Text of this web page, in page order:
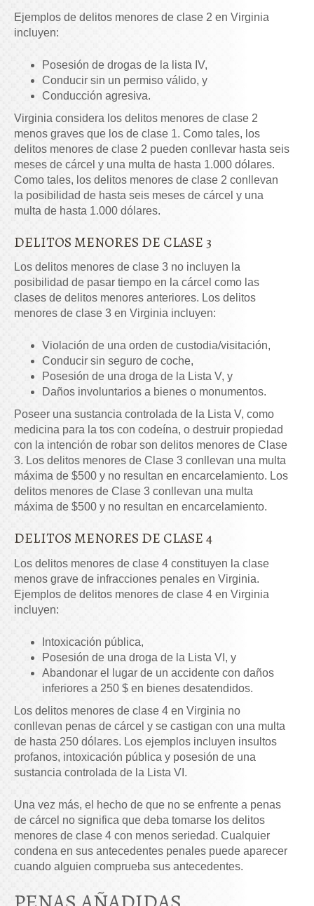
Ejemplos de delitos menores de clase 2 en Virginia
incluyen:
Posesión de drogas de la lista IV,
Conducir sin un permiso válido, y
Conducción agresiva.
Virginia considera los delitos menores de clase 2
menos graves que los de clase 1. Como tales, los
delitos menores de clase 2 pueden conllevar hasta seis
meses de cárcel y una multa de hasta 1.000 dólares.
Como tales, los delitos menores de clase 2 conllevan
la posibilidad de hasta seis meses de cárcel y una
multa de hasta 1.000 dólares.
DELITOS MENORES DE CLASE 3
Los delitos menores de clase 3 no incluyen la
posibilidad de pasar tiempo en la cárcel como las
clases de delitos menores anteriores. Los delitos
menores de clase 3 en Virginia incluyen:
Violación de una orden de custodia/visitación,
Conducir sin seguro de coche,
Posesión de una droga de la Lista V, y
Daños involuntarios a bienes o monumentos.
Poseer una sustancia controlada de la Lista V, como
medicina para la tos con codeína, o destruir propiedad
con la intención de robar son delitos menores de Clase
3. Los delitos menores de Clase 3 conllevan una multa
máxima de $500 y no resultan en encarcelamiento. Los
delitos menores de Clase 3 conllevan una multa
máxima de $500 y no resultan en encarcelamiento.
DELITOS MENORES DE CLASE 4
Los delitos menores de clase 4 constituyen la clase
menos grave de infracciones penales en Virginia.
Ejemplos de delitos menores de clase 4 en Virginia
incluyen:
Intoxicación pública,
Posesión de una droga de la Lista VI, y
Abandonar el lugar de un accidente con daños
inferiores a 250 $ en bienes desatendidos.
Los delitos menores de clase 4 en Virginia no
conllevan penas de cárcel y se castigan con una multa
de hasta 250 dólares. Los ejemplos incluyen insultos
profanos, intoxicación pública y posesión de una
sustancia controlada de la Lista VI.
Una vez más, el hecho de que no se enfrente a penas
de cárcel no significa que deba tomarse los delitos
menores de clase 4 con menos seriedad. Cualquier
condena en sus antecedentes penales puede aparecer
cuando alguien comprueba sus antecedentes.